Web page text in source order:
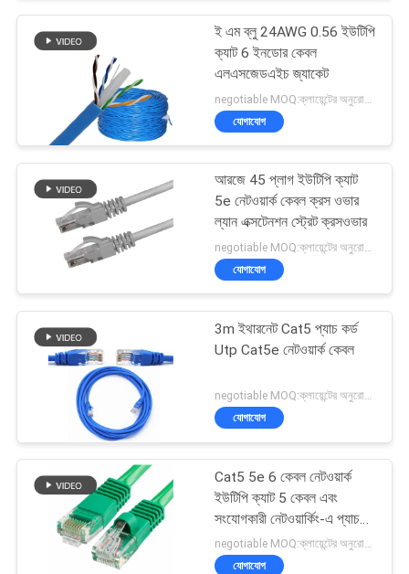
ই এম ব্লু 24AWG 0.56 ইউটিপি
ক্যাট 6 ইনডোর কেবল
এলএসজেডএইচ জ্যাকেট
negotiable MOQ:ক্লায়েন্টের অনুরোধ হিসাবে কাস্টমাইজড টাইপ 30000 মিটার Stock
যোগাযোগ
আরজে 45 প্লাগ ইউটিপি ক্যাট
5e নেটওয়ার্ক কেবল ক্রস ওভার
ল্যান এক্সটেনশন স্ট্রেট ক্রসওভার
negotiable MOQ:ক্লায়েন্টের অনুরোধ হিসাবে কাস্টমাইজড টাইপ 30000 মিটার হিসাবে স্টক।
যোগাযোগ
3m ইথারনেট Cat5 প্যাচ কর্ড
Utp Cat5e নেটওয়ার্ক কেবল
negotiable MOQ:ক্লায়েন্টের অনুরোধ হিসাবে কাস্টমাইজড টাইপ 30000 মিটার হিসাবে স্টক।
যোগাযোগ
Cat5 5e 6 কেবল নেটওয়ার্ক
ইউটিপি ক্যাট 5 কেবল এবং
সংযোগকারী নেটওয়ার্কিং-এ প্যাচ
কেবল
negotiable MOQ:ক্লায়েন্টের অনুরোধ হিসাবে কাস্টমাইজড টাইপ 30000 মিটার হিসাবে স্টক।
যোগাযোগ